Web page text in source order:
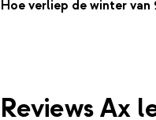
Hoe verliep de winter van
Reviews Ax